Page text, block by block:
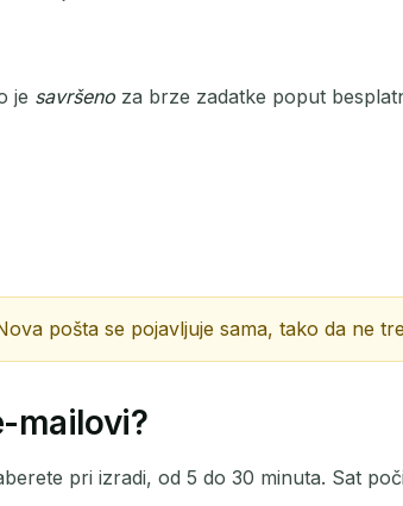
Čekanje na dolazne e-poruke...
je savršeno za brze zadatke poput
pošta se pojavljuje sama, tako da ne
mailovi?
pri izradi, od 5 do 30 minuta. Sat